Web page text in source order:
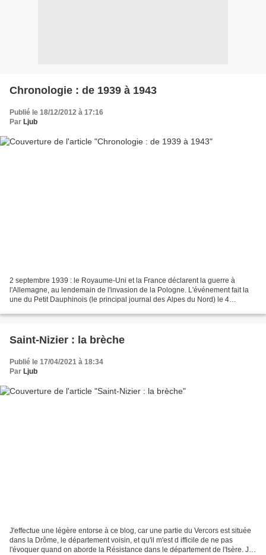
Chronologie : de 1939 à 1943
Publié le 18/12/2012 à 17:16
Par Ljub
2 septembre 1939 : le Royaume-Uni et la France déclarent la guerre à
l'Allemagne, au lendemain de l'invasion de la Pologne. L'événement fait la
une du Petit Dauphinois (le principal journal des Alpes du Nord) le 4
Saint-Nizier : la brèche
Publié le 17/04/2021 à 18:34
Par Ljub
J'effectue une légère entorse à ce blog, car une partie du Vercors est située
dans la Drôme, le département voisin, et qu'il m'est d ifficile de ne pas
l'évoquer quand on aborde la Résistance dans le département de l'Isère. J'ai